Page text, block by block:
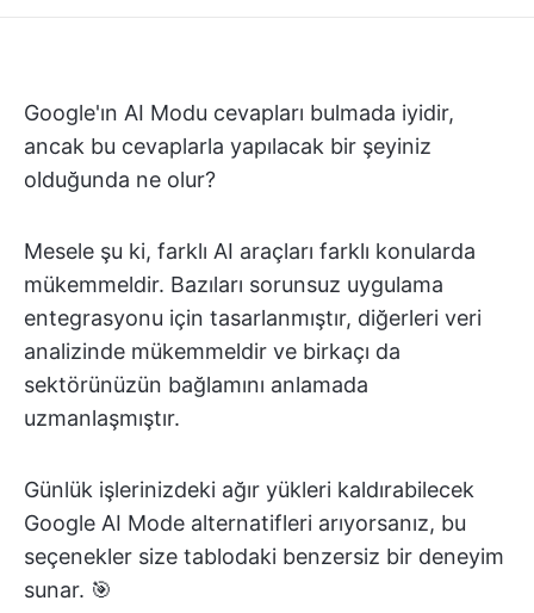
Google'ın AI Modu cevapları bulmada iyidir,
ancak bu cevaplarla yapılacak bir şeyiniz
olduğunda ne olur?
Mesele şu ki, farklı AI araçları farklı konularda
mükemmeldir. Bazıları sorunsuz uygulama
entegrasyonu için tasarlanmıştır, diğerleri veri
analizinde mükemmeldir ve birkaçı da
sektörünüzün bağlamını anlamada
uzmanlaşmıştır.
Günlük işlerinizdeki ağır yükleri kaldırabilecek
Google AI Mode alternatifleri arıyorsanız, bu
seçenekler size tablodaki benzersiz bir deneyim
sunar. 🎯